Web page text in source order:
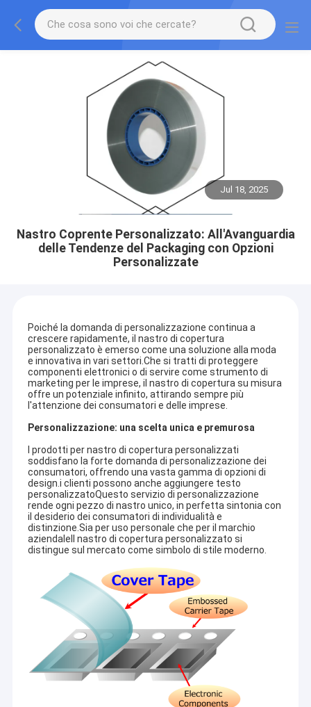
Jul 18, 2025
Nastro Coprente Personalizzato: All'Avanguardia
delle Tendenze del Packaging con Opzioni
Personalizzate
Poiché la domanda di personalizzazione continua a
crescere rapidamente, il nastro di copertura
personalizzato è emerso come una soluzione alla moda
e innovativa in vari settori.Che si tratti di proteggere
componenti elettronici o di servire come strumento di
marketing per le imprese, il nastro di copertura su misura
offre un potenziale infinito, attirando sempre più
l'attenzione dei consumatori e delle imprese.
Personalizzazione: una scelta unica e premurosa
I prodotti per nastro di copertura personalizzati
soddisfano la forte domanda di personalizzazione dei
consumatori, offrendo una vasta gamma di opzioni di
design.i clienti possono anche aggiungere testo
personalizzatoQuesto servizio di personalizzazione
rende ogni pezzo di nastro unico, in perfetta sintonia con
il desiderio dei consumatori di individualità e
distinzione.Sia per uso personale che per il marchio
aziendaleIl nastro di copertura personalizzato si
distingue sul mercato come simbolo di stile moderno.